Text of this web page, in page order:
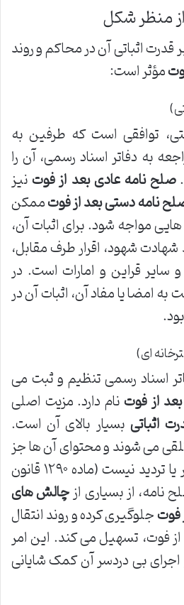
اثباتی آن در محاکم و روند
مؤثر است:
توافقی است که طرفین به
به دفاتر اسناد رسمی، آن را
صلح نامه عادی بعد از فوتنیز
نامه دستی بعد از فوتممکن
مواجه شود. برای اثبات آن،
شهادت شهود، اقرار طرف مقابل،
قراین و امارات است. در
به امضا یا مفاد آن، اثبات آن در
اسناد رسمی تنظیم و ثبت می
از فوتنام دارد. مزیت اصلی
اثباتی بسیار بالای آن است.
تلقی می شوند و محتوای آن ها جز
با ادعای جعل قابل انکار یا تردید نیست (ماده ۱۲۹۰ قانون
از بسیاری ازچالش های
فوتجلوگیری کرده و روند انتقال
فوت، تسهیل می کند. این امر
بی دردسر آن کمک شایانی